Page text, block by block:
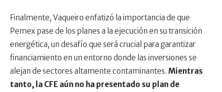
Finalmente, Vaqueiro enfatizó la importancia de que
Pemex pase de los planes a la ejecución en su transición
energética, un desafío que será crucial para garantizar
financiamiento en un entorno donde las inversiones se
alejan de sectores altamente contaminantes. Mientras
tanto, la CFE aún no ha presentado su plan de